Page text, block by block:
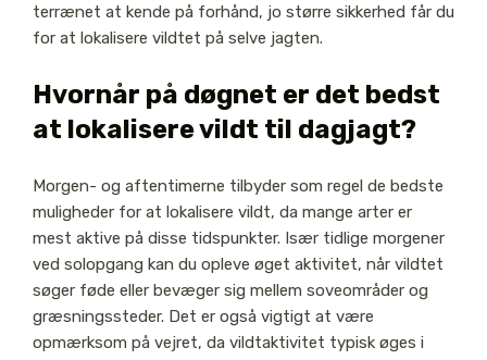
terrænet at kende på forhånd, jo større sikkerhed får du
for at lokalisere vildtet på selve jagten.
Hvornår på døgnet er det bedst
at lokalisere vildt til dagjagt?
Morgen- og aftentimerne tilbyder som regel de bedste
muligheder for at lokalisere vildt, da mange arter er
mest aktive på disse tidspunkter. Især tidlige morgener
ved solopgang kan du opleve øget aktivitet, når vildtet
søger føde eller bevæger sig mellem soveområder og
græsningssteder. Det er også vigtigt at være
opmærksom på vejret, da vildtaktivitet typisk øges i